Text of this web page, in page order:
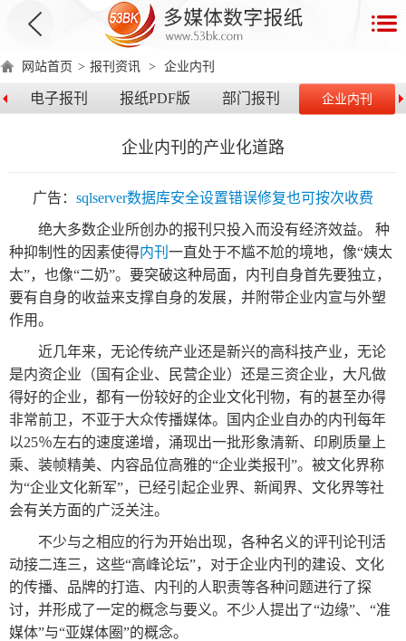
首
页
数
字
报
电
版
报
手
版
演
示
产
品
介
产
品
优
产
品
分
环
境
要
著
作
权
产
品
价
数
字
报
服
产
品
下
升
级
日
常
见
问
如
何
购
网站首页 > 报刊资讯 > 企业内刊
电子报刊 报纸PDF版 部门报刊 企业内刊
企业内刊的产业化道路
广告： sqlserver数据库安全设置错误修复也可按次收费
绝大多数企业所创办的报刊只投入而没有经济效益。 种
种抑制性的因素使得内刊 一直处于不尴不尬的境地，像“姨太
太”，也像“二奶”。要突破这种局面，内刊自身首先要独立，
要有自身的收益来支撑自身的发展，并附带企业内宣与外塑
作用。
近几年来，无论传统产业还是新兴的高科技产业，无论
是内资企业（国有企业、民营企业）还是三资企业，大凡做
得好的企业，都有一份较好的企业文化刊物，有的甚至办得
非常前卫，不亚于大众传播媒体。国内企业自办的内刊每年
以25％左右的速度递增，涌现出一批形象清新、印刷质量上
乘、装帧精美、内容品位高雅的“企业类报刊”。被文化界称
为“企业文化新军”，已经引起企业界、新闻界、文化界等社
会有关方面的广泛关注。
不少与之相应的行为开始出现，各种名义的评刊论刊活
动接二连三，这些“高峰论坛”，对于企业内刊 的建设、文化
的传播、品牌的打造、内刊的人职责等各种问题进行了探
讨，并形成了一定的概念与要义。不少人提出了“边缘”、“准
媒体”与“亚媒体圈”的概念。